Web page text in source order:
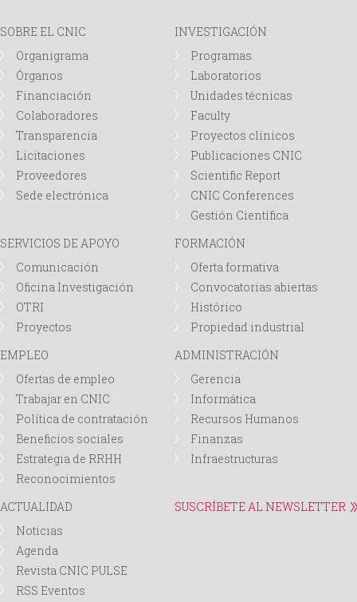
SOBRE EL CNIC
Organigrama
Órganos
Financiación
Colaboradores
Transparencia
Licitaciones
Proveedores
Sede electrónica
INVESTIGACIÓN
Programas
Laboratorios
Unidades técnicas
Faculty
Proyectos clínicos
Publicaciones CNIC
Scientific Report
CNIC Conferences
Gestión Científica
SERVICIOS DE APOYO
Comunicación
Oficina Investigación
OTRI
Proyectos
FORMACIÓN
Oferta formativa
Convocatorias abiertas
Histórico
Propiedad industrial
EMPLEO
Ofertas de empleo
Trabajar en CNIC
Política de contratación
Beneficios sociales
Estrategia de RRHH
Reconocimientos
ADMINISTRACIÓN
Gerencia
Informática
Recursos Humanos
Finanzas
Infraestructuras
ACTUALIDAD
Noticias
Agenda
Revista CNIC PULSE
RSS Eventos
SUSCRÍBETE AL NEWSLETTER